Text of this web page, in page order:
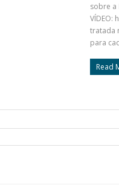
sobre a
VÍDEO:
tratada
para
Read